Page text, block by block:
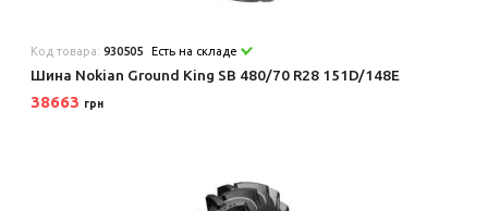
Код товара:930505 Есть на складе
Шина Nokian Ground King SB 480/70 R28 151D/148E
38663 грн